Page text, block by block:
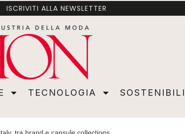
TECNOLOGIA SOSTENIBILITÀ MERCATI
ISCRIVITI ALLA NEWSLETTER
TECNOLOGIA